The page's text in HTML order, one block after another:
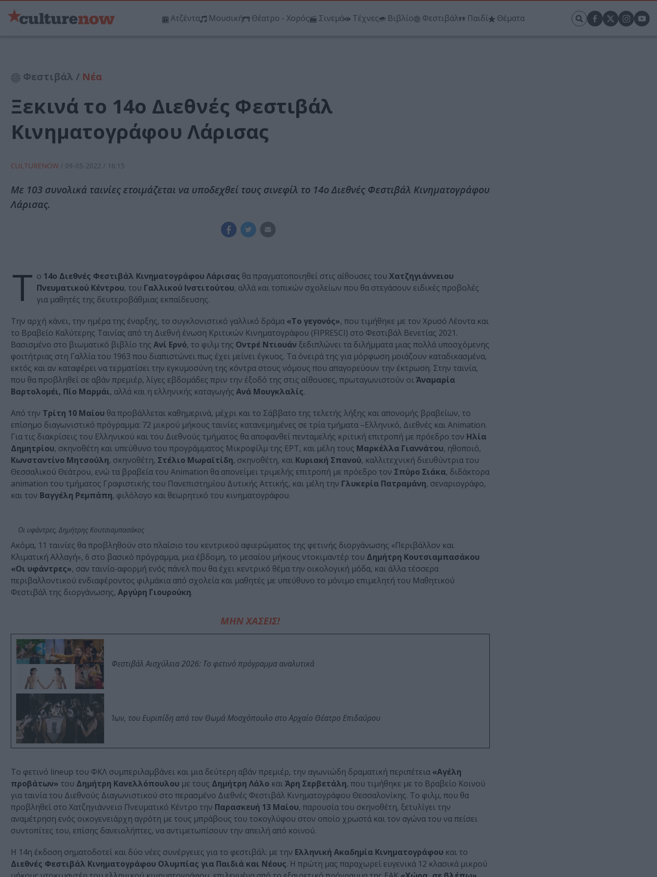
Ατζέντα Μουσική Θέατρο - Χορός Σινεμά Τέχνες Βιβλίο Φεστιβάλ Παιδί Θέματα
Φεστιβάλ / Νέα
Ξεκινά το 14ο Διεθνές Φεστιβάλ
Κινηματογράφου Λάρισας
CULTURENOW / 09-05-2022 / 16:15
Με 103 συνολικά ταινίες ετοιμάζεται να υποδεχθεί τους σινεφίλ το 14ο Διεθνές Φεστιβάλ Κινηματογράφου
Λάρισας.
Τ ο 14ο Διεθνές Φεστιβάλ Κινηματογράφου Λάρισας θα πραγματοποιηθεί στις αίθουσες του Χατζηγιάννειου
Πνευματικού Κέντρου, του Γαλλικού Ινστιτούτου, αλλά και τοπικών σχολείων που θα στεγάσουν ειδικές προβολές
για μαθητές της δευτεροβάθμιας εκπαίδευσης.
Την αρχή κάνει, την ημέρα της έναρξης, το συγκλονιστικό γαλλικό δράμα «Το γεγονός», που τιμήθηκε με τον Χρυσό Λέοντα και
το Βραβείο Καλύτερης Ταινίας από τη Διεθνή ένωση Κριτικών Κινηματογράφου (FIPRESCI) στο Φεστιβάλ Βενετίας 2021.
Βασισμένο στο βιωματικό βιβλίο της Ανί Ερνό, το φιλμ της Οντρέ Ντιουάν ξεδιπλώνει τα διλήμματα μιας πολλά υποσχόμενης
φοιτήτριας στη Γαλλία του 1963 που διαπιστώνει πως έχει μείνει έγκυος. Τα όνειρά της για μόρφωση μοιάζουν καταδικασμένα,
εκτός και αν καταφέρει να τερματίσει την εγκυμοσύνη της κόντρα στους νόμους που απαγορεύουν την έκτρωση. Στην ταινία,
που θα προβληθεί σε αβάν πρεμιέρ, λίγες εβδομάδες πριν την έξοδό της στις αίθουσες, πρωταγωνιστούν οιΆναμαρία
Βαρτολομέι, Πίο Μαρμάι, αλλά και η ελληνικής καταγωγής Ανά Μουγκλαλίς.
Από την Τρίτη 10 Μαίου θα προβάλλεται καθημερινά, μέχρι και το Σάββατο της τελετής λήξης και απονομής βραβείων, το
επίσημο διαγωνιστικό πρόγραμμα: 72 μικρού μήκους ταινίες κατανεμημένες σε τρία τμήματα –Ελληνικό, Διεθνές και Animation.
Για τις διακρίσεις του Ελληνικού και του Διεθνούς τμήματος θα αποφανθεί πενταμελής κριτική επιτροπή με πρόεδρο τον Ηλία
Δημητρίου, σκηνοθέτη και υπεύθυνο του προγράμματος Μικροφίλμ της ΕΡΤ, και μέλη τους Μαρκέλλα Γιαννάτου, ηθοποιό,
Κωνσταντίνο Μητσούλη, σκηνοθέτη, Στέλιο Μωραϊτίδη, σκηνοθέτη, και Κυριακή Σπανού, καλλιτεχνική διευθύντρια του
Θεσσαλικού Θεάτρου, ενώ τα βραβεία του Animation θα απονείμει τριμελής επιτροπή με πρόεδρο τον Σπύρο Σιάκα, διδάκτορα
animation του τμήματος Γραφιστικής του Πανεπιστημίου Δυτικής Αττικής, και μέλη την Γλυκερία Πατραμάνη, σεναριογράφο,
και τον Βαγγέλη Ρεμπάπη, φιλόλογο και θεωρητικό του κινηματογράφου.
Οι υφάντρες, Δημήτρης Κουτσιαμπασάκος
Ακόμα, 11 ταινίες θα προβληθούν στο πλαίσιο του κεντρικού αφιερώματος της φετινής διοργάνωσης «Περιβάλλον και
Κλιματική Αλλαγή», 6 στο βασικό πρόγραμμα, μια έβδομη, το μεσαίου μήκους ντοκιμαντέρ του Δημήτρη Κουτσιαμπασάκου
«Οι υφάντρες», σαν ταινία-αφορμή ενός πάνελ που θα έχει κεντρικό θέμα την οικολογική μόδα, και άλλα τέσσερα
περιβαλλοντικού ενδιαφέροντος φιλμάκια από σχολεία και μαθητές με υπεύθυνο το μόνιμο επιμελητή του Μαθητικού
Φεστιβάλ της διοργάνωσης, Αργύρη Γιουρούκη.
ΜΗΝ ΧΑΣΕΙΣ!
Φεστιβάλ Αισχύλεια 2026: Το φετινό πρόγραμμα αναλυτικά
Ίων, του Ευριπίδη από τον Θωμά Μοσχόπουλο στο Αρχαίο Θέατρο Επιδαύρου
Το φετινό lineup του ΦΚΛ συμπεριλαμβάνει και μια δεύτερη αβάν πρεμιέρ, την αγωνιώδη δραματική περιπέτεια «Αγέλη
προβάτων» του Δημήτρη Κανελλόπουλου με τους Δημήτρη Λάλο καιΆρη Σερβετάλη, που τιμήθηκε με το Βραβείο Κοινού
για ταινία του Διεθνούς Διαγωνιστικού στο περασμένο Διεθνές Φεστιβάλ Κινηματογράφου Θεσσαλονίκης. Το φιλμ, που θα
προβληθεί στο Χατζηγιάννειο Πνευματικό Κέντρο την Παρασκευή 13 Μαίου, παρουσία του σκηνοθέτη, ξετυλίγει την
αναμέτρηση ενός οικογενειάρχη αγρότη με τους μπράβους του τοκογλύφου στον οποίο χρωστά και τον αγώνα του να πείσει
συντοπίτες του, επίσης δανειολήπτες, να αντιμετωπίσουν την απειλή από κοινού.
Η 14η έκδοση σηματοδοτεί και δύο νέες συνέργειες για το φεστιβάλ: με την Ελληνική Ακαδημία Κινηματογράφου και το
Διεθνές Φεστιβάλ Κινηματογράφου Ολυμπίας για Παιδιά και Νέους. Η πρώτη μας παραχωρεί ευγενικά 12 κλασικά μικρού